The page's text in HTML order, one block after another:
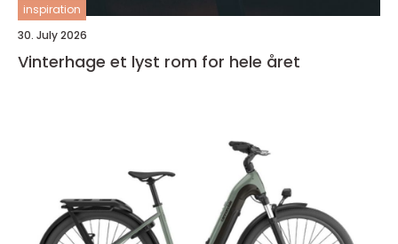
inspiration
30. July 2026
Vinterhage et lyst rom for hele året